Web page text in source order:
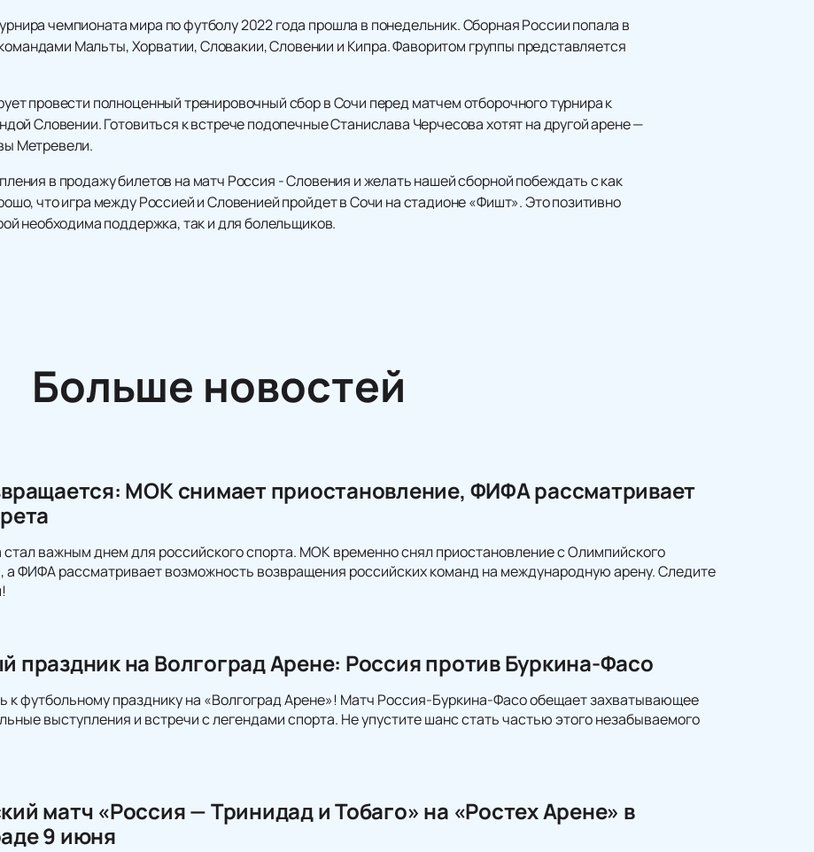
чемпионата мира по футболу 2022 года прошла в понедельник. Сборная России попала в
командами Мальты, Хорватии, Словакии, Словении и Кипра. Фаворитом группы представляется
провести полноценный тренировочный сбор в Сочи перед матчем отборочного турнира к
Словении. Готовиться к встрече подопечные Станислава Черчесова хотят на другой арене —
Метревели.
в продажу билетов на матч Россия - Словения и желать нашей сборной побеждать с как
что игра между Россией и Словенией пройдет в Сочи на стадионе «Фишт». Это позитивно
необходима поддержка, так и для болельщиков.
Больше новостей
МОК снимает приостановление, ФИФА рассматривает
важным днем для российского спорта. МОК временно снял приостановление с Олимпийского
а ФИФА рассматривает возможность возвращения российских команд на международную арену. Следите
праздник на Волгоград Арене: Россия против Буркина-Фасо
к футбольному празднику на «Волгоград Арене»! Матч Россия-Буркина-Фасо обещает захватывающее
выступления и встречи с легендами спорта. Не упустите шанс стать частью этого незабываемого
матч «Россия — Тринидад и Тобаго» на «Ростех Арене» в
9 июня